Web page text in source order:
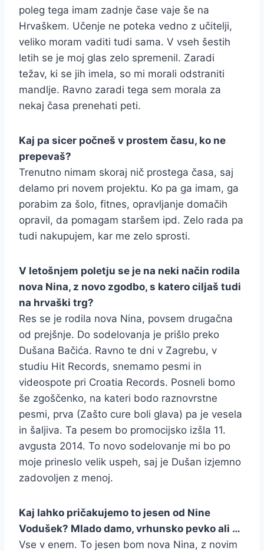
poleg tega imam zadnje čase vaje še na
Hrvaškem. Učenje ne poteka vedno z učitelji,
veliko moram vaditi tudi sama. V vseh šestih
letih se je moj glas zelo spremenil. Zaradi
težav, ki se jih imela, so mi morali odstraniti
mandlje. Ravno zaradi tega sem morala za
nekaj časa prenehati peti.
Kaj pa sicer počneš v prostem času, ko ne
prepevaš?
Trenutno nimam skoraj nič prostega časa, saj
delamo pri novem projektu. Ko pa ga imam, ga
porabim za šolo, fitnes, opravljanje domačih
opravil, da pomagam staršem ipd. Zelo rada pa
tudi nakupujem, kar me zelo sprosti.
V letošnjem poletju se je na neki način rodila
nova Nina, z novo zgodbo, s katero ciljaš tudi
na hrvaški trg?
Res se je rodila nova Nina, povsem drugačna
od prejšnje. Do sodelovanja je prišlo preko
Dušana Bačića. Ravno te dni v Zagrebu, v
studiu Hit Records, snemamo pesmi in
videospote pri Croatia Records. Posneli bomo
še zgoščenko, na kateri bodo raznovrstne
pesmi, prva (Zašto cure boli glava) pa je vesela
in šaljiva. Ta pesem bo promocijsko izšla 11.
avgusta 2014. To novo sodelovanje mi bo po
moje prineslo velik uspeh, saj je Dušan izjemno
zadovoljen z menoj.
Kaj lahko pričakujemo to jesen od Nine
Vodušek? Mlado damo, vrhunsko pevko ali …
Vse v enem. To jesen bom nova Nina, z novim